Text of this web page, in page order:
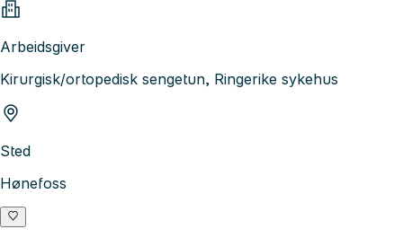
Arbeidsgiver
Kirurgisk/ortopedisk sengetun, Ringerike sykehus
Sted
Hønefoss